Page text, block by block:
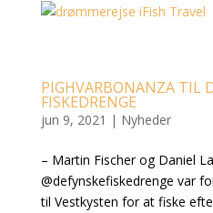
PIGHVARBONANZA TIL
FISKEDRENGE
jun 9, 2021 | Nyheder
– Martin Fischer og Daniel
@defynskefiskedrenge var
til Vestkysten for at fiske